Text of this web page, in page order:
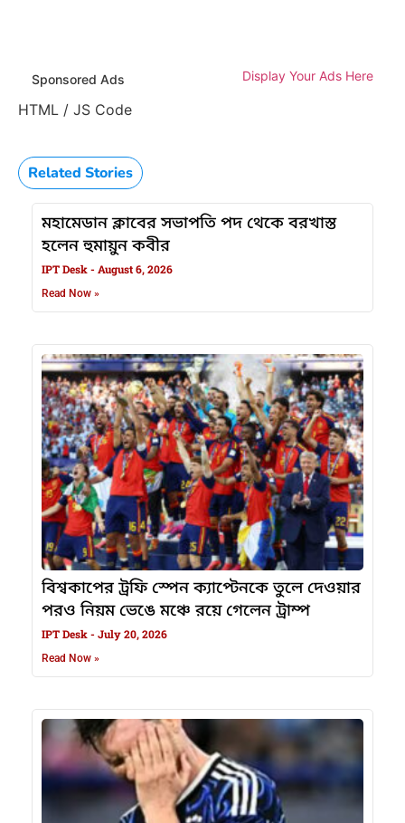
Sponsored Ads Display Your Ads Here
HTML / JS Code
Related Stories
মহামেডান ক্লাবের সভাপতি পদ থেকে বরখাস্ত
হলেন হুমায়ুন কবীর
IPT Desk August 6, 2026
Read Now »
বিশ্বকাপের ট্রফি স্পেন ক্যাপ্টেনকে তুলে দেওয়ার
পরও নিয়ম ভেঙে মঞ্চে রয়ে গেলেন ট্রাম্প
IPT Desk July 20, 2026
Read Now »